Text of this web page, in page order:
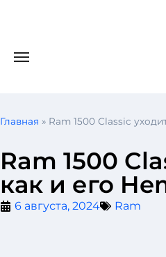
Главная » Ram 1500 Classic
Ram 1500
как и его
6 августа, 2024 Ram